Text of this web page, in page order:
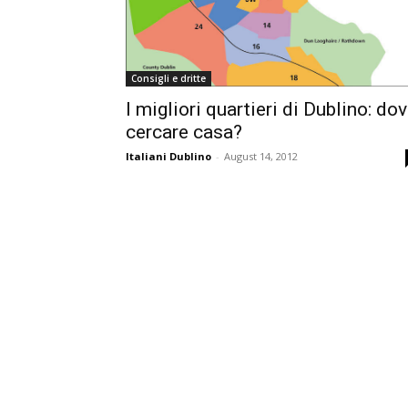
Consigli e dritte
I migliori quartieri di Dublino:
cercare casa?
Italiani Dublino - August 14, 2012